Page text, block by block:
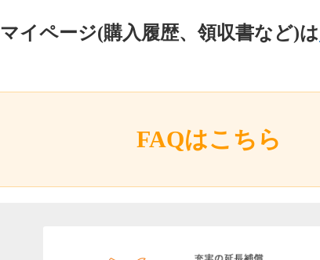
マイページ(購入履歴、領収書など)は
FAQはこちら